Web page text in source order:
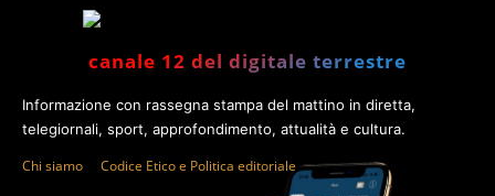
canale 12 del digitale terrestre
Informazione con rassegna stampa del mattino in diretta,
telegiornali, sport, approfondimento, attualità e cultura.
Chi siamo Codice Etico e Politica editoriale